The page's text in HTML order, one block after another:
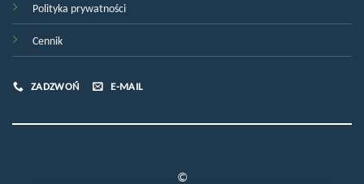
Polityka prywatności
Cennik
ZADZWOŃ E-MAIL
©